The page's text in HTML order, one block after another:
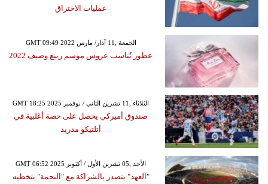
عمليات الاختراق
GMT 09:49 2022 الجمعة ,11 آذار/ مارس
عطور تُناسب عروس موسم ربيع وصيف 2022
GMT 18:25 2025 الثلاثاء ,11 تشرين الثاني / نوفمبر
صندوق أميركي يحصل على حصة أغلبية في
أتلتيكو مدريد
GMT 06:52 2025 الأحد ,05 تشرين الأول / أكتوبر
"العهد" يتصدر بالشراكة مع "النجمة" بتخطيه